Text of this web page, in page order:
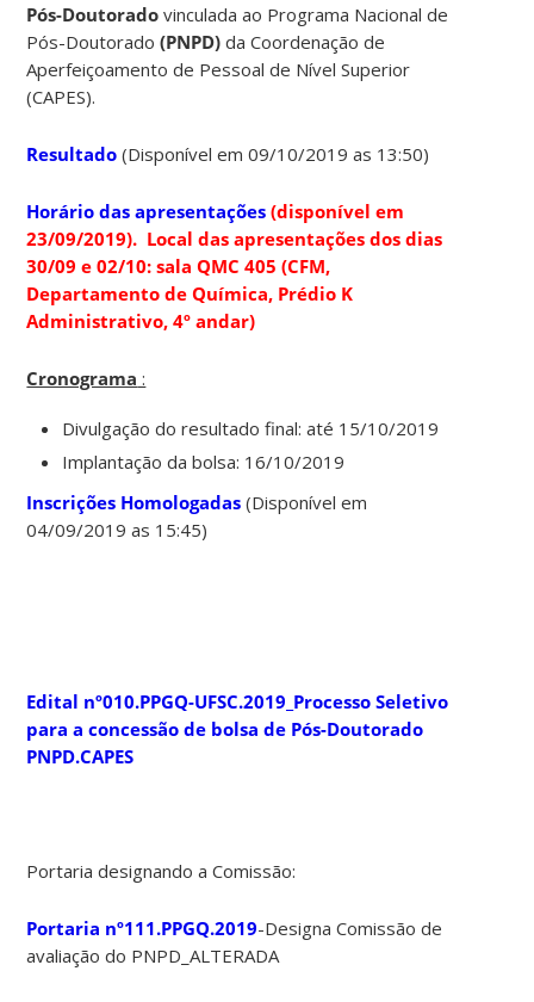
Pós-Doutorado vinculada ao Programa Nacional de
Pós-Doutorado(PNPD) da Coordenação de
Aperfeiçoamento de Pessoal de Nível Superior
(CAPES).
Resultado (Disponível em 09/10/2019 as 13:50)
Horário das apresentações (disponível em
23/09/2019). Local das apresentações dos dias
30/09 e 02/10:sala QMC 405 (CFM,
Departamento de Química, Prédio K
Administrativo, 4º andar)
Cronograma :
Divulgação do resultado final: até 15/10/2019
Implantação da bolsa: 16/10/2019
Inscrições Homologadas (Disponível em
04/09/2019 as 15:45)
Edital nº010.PPGQ-UFSC.2019_Processo Seletivo
para a concessão de bolsa de Pós-Doutorado
PNPD.CAPES
Portaria designando a Comissão:
Portaria nº111.PPGQ.2019-Designa Comissão de
avaliação do PNPD_ALTERADA